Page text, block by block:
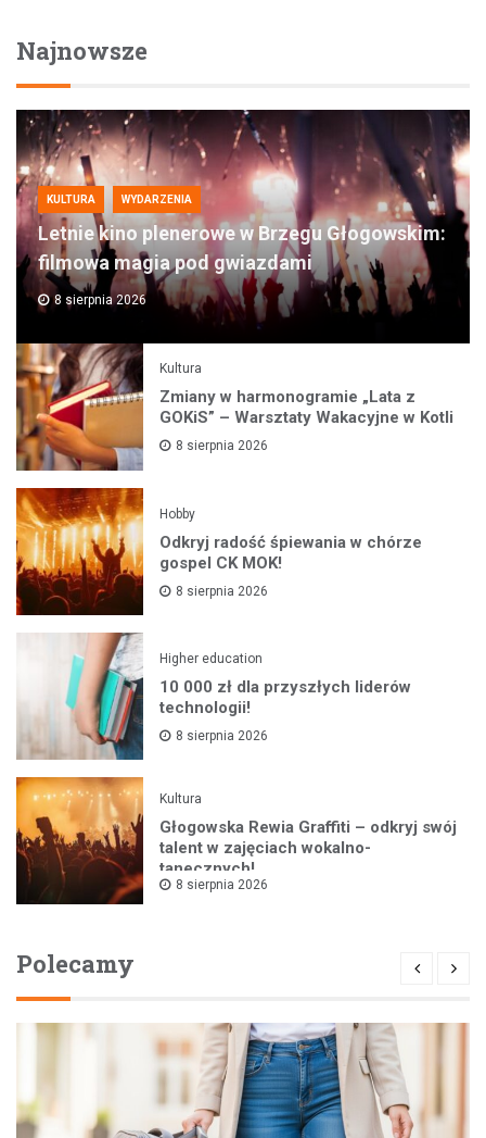
Najnowsze
KULTURA WYDARZENIA
Letnie kino plenerowe w Brzegu Głogowskim:
filmowa magia pod gwiazdami
8 sierpnia 2026
Kultura
Zmiany w harmonogramie „Lata z
GOKiS” – Warsztaty Wakacyjne w Kotli
8 sierpnia 2026
Hobby
Odkryj radość śpiewania w chórze
gospel CK MOK!
8 sierpnia 2026
Higher education
10 000 zł dla przyszłych liderów
technologii!
8 sierpnia 2026
Kultura
Głogowska Rewia Graffiti – odkryj swój
talent w zajęciach wokalno-
tanecznych!
8 sierpnia 2026
Polecamy